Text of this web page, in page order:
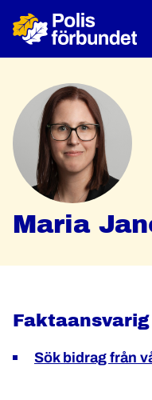
Maria
Sök bidrag från